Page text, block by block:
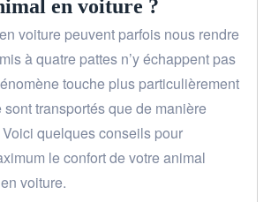
en voiture ?
voiture peuvent parfois nous rendre
à quatre pattes n’y échappent pas
touche plus particulièrement
transportés que de manière
quelques conseils pour
le confort de votre animal
voiture.